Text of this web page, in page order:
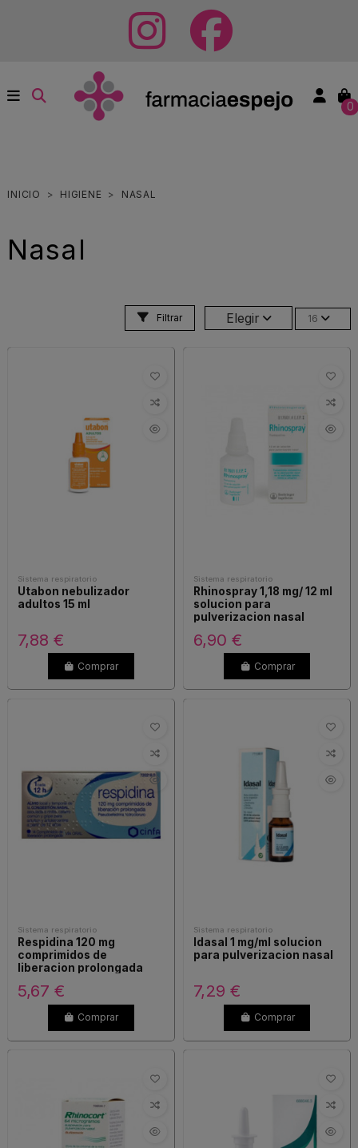
0
INICIO HIGIENE NASAL
Nasal
Filtrar Elegir 16
Sistema respiratorio
Utabon nebulizador
adultos 15 ml
7,88 €
Comprar
Sistema respiratorio
Rhinospray 1,18 mg/ 12 ml
solucion para
pulverizacion nasal
6,90 €
Comprar
Sistema respiratorio
Respidina 120 mg
comprimidos de
liberacion prolongada
5,67 €
Comprar
Sistema respiratorio
Idasal 1 mg/ml solucion
para pulverizacion nasal
7,29 €
Comprar